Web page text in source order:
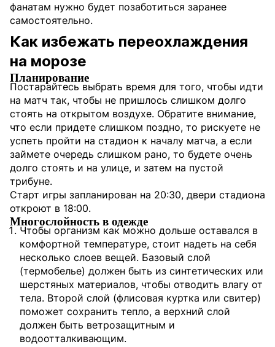
фанатам нужно будет позаботиться заранее
самостоятельно.
Как избежать переохлаждения
на морозе
Планирование
Постарайтесь выбрать время для того, чтобы идти
на матч так, чтобы не пришлось слишком долго
стоять на открытом воздухе. Обратите внимание,
что если придете слишком поздно, то рискуете не
успеть пройти на стадион к началу матча, а если
займете очередь слишком рано, то будете очень
долго стоять и на улице, и затем на пустой
трибуне.
Старт игры запланирован на 20:30, двери стадиона
откроют в 18:00.
Многослойность в одежде
Чтобы организм как можно дольше оставался в
комфортной температуре, стоит надеть на себя
несколько слоев вещей. Базовый слой
(термобелье) должен быть из синтетических или
шерстяных материалов, чтобы отводить влагу от
тела. Второй слой (флисовая куртка или свитер)
поможет сохранить тепло, а верхний слой
должен быть ветрозащитным и
водоотталкивающим.